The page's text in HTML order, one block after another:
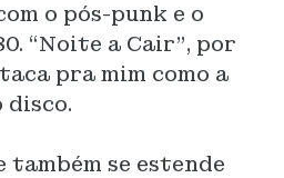
o pós-punk e o
“Noite a Cair”, por
pra mim como a
disco.
também se estende